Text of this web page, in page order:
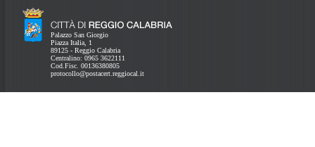
Palazzo San Giorgio
Piazza Italia, 1
89125 - Reggio Calabria
Centralino: 0965 3622111
Cod.Fisc. 00136380805
protocollo@postacert.reggiocal.it